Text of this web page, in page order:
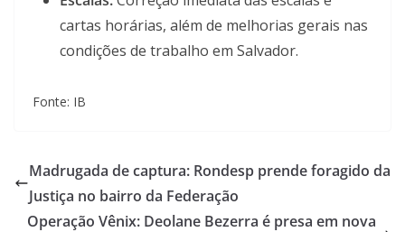
cartas horárias, além de melhorias gerais nas
condições de trabalho em Salvador.
Fonte: IB
Madrugada de captura: Rondesp prende foragido da
Justiça no bairro da Federação
Operação Vênix: Deolane Bezerra é presa em nova